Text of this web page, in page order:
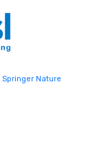
Springer Nature